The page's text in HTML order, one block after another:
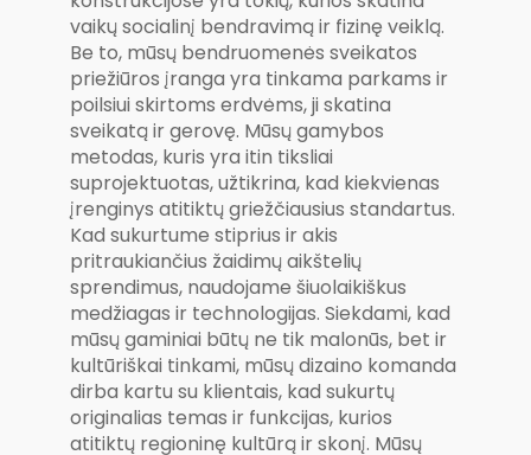
vaikų socialinį bendravimą ir fizinę veiklą.
Be to, mūsų bendruomenės sveikatos
priežiūros įranga yra tinkama parkams ir
poilsiui skirtoms erdvėms, ji skatina
sveikatą ir gerovę. Mūsų gamybos
metodas, kuris yra itin tiksliai
suprojektuotas, užtikrina, kad kiekvienas
įrenginys atitiktų griežčiausius standartus.
Kad sukurtume stiprius ir akis
pritraukiančius žaidimų aikštelių
sprendimus, naudojame šiuolaikiškus
medžiagas ir technologijas. Siekdami, kad
mūsų gaminiai būtų ne tik malonūs, bet ir
kultūriškai tinkami, mūsų dizaino komanda
dirba kartu su klientais, kad sukurtų
originalias temas ir funkcijas, kurios
atitiktų regioninę kultūrą ir skonį. Mūsų